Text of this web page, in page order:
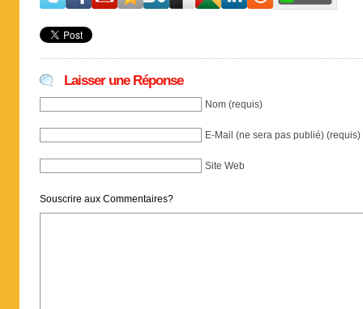
Laisser une Réponse
Nom (requis)
E-Mail (ne sera pas publié) (requis)
Site Web
Souscrire aux Commentaires?